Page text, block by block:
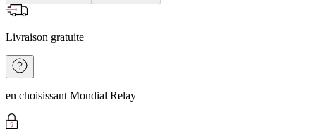
Livraison gratuite
en choisissant Mondial Relay